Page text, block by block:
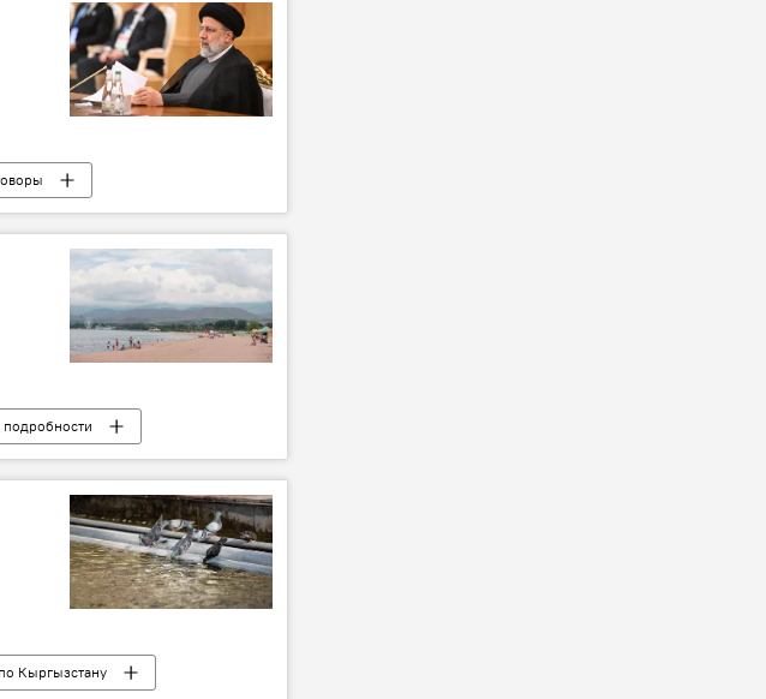
подробности
Кыргызстану